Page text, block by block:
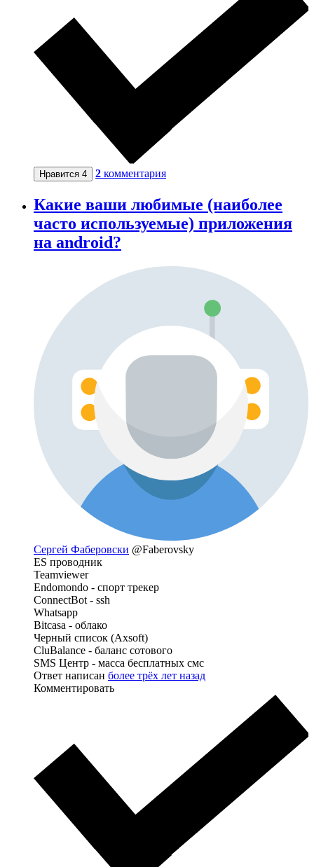
Нравится 4 2 комментария
Какие ваши любимые (наиболее
часто используемые) приложения
на android?
Сергей Фаберовски @Faberovsky
ES проводник
Teamviewer
Endomondo - спорт трекер
ConnectBot - ssh
Whatsapp
Bitcasa - облако
Черный список (Axsoft)
CluBalance - баланс сотового
SMS Центр - масса бесплатных смс
Ответ написан более трёх лет назад
Комментировать